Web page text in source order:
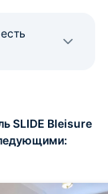
SLIDE Bleisure